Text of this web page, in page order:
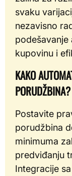
svaku
nezavisno
kupovinu i
KAKO
PORUDŽBINA?
Postavite
porudžbina
minimuma
predviđanju
Integracije